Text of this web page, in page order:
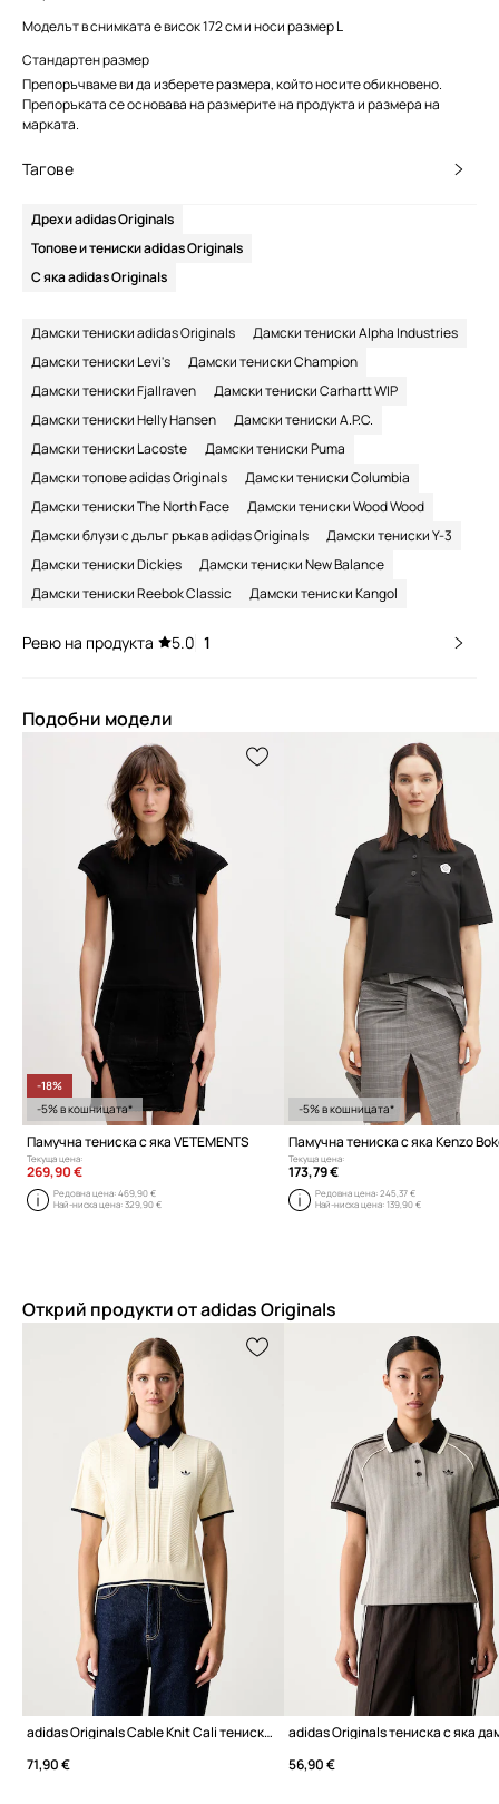
Моделът в снимката е висок 172 см и носи размер L
Стандартен размер
Препоръчваме ви да изберете размера, който носите обикновено.
Препоръката се основава на размерите на продукта и размера на
марката.
Тагове
Дрехи adidas Originals
Топове и тениски adidas Originals
С яка adidas Originals
Дамски тениски adidas Originals
Дамски тениски Alpha Industries
Дамски тениски Levi's
Дамски тениски Champion
Дамски тениски Fjallraven
Дамски тениски Carhartt WIP
Дамски тениски Helly Hansen
Дамски тениски A.P.C.
Дамски тениски Lacoste
Дамски тениски Puma
Дамски топове adidas Originals
Дамски тениски Columbia
Дамски тениски The North Face
Дамски тениски Wood Wood
Дамски блузи с дълъг ръкав adidas Originals
Дамски тениски Y-3
Дамски тениски Dickies
Дамски тениски New Balance
Дамски тениски Reebok Classic
Дамски тениски Kangol
Ревю на продукта 5.0 1
Подобни модели
-18%
-5% в кошницата*
Памучна тениска с яка VETEMENTS
Текуща цена:
269,90 €
Редовна цена:469,90 €
Най-ниска цена:329,90 €
-5% в кошницата*
Текуща цена:
173,79 €
Редовна цена: 245,37 €
Най-ниска цена: 139,90 €
Открий продукти от adidas Originals
adidas Originals Cable Knit Cali тениска с яка с вискоза дамска
71,90 €
adidas Originals тениска с яка
56,90 €